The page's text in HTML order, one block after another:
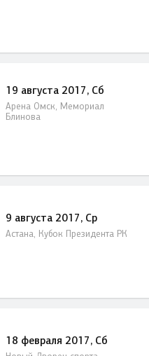
19 августа 2017, Сб
Арена Омск, Мемориал
Блинова
9 августа 2017, Ср
Астана, Кубок Президента РК
18 февраля 2017, Сб